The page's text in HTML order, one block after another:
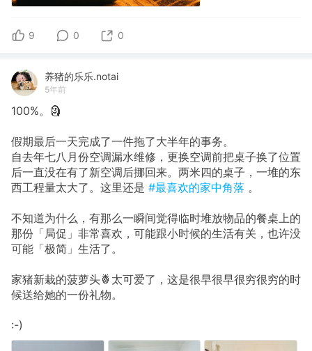
9 0 0
养猪的乐乐.notai
5年前
100%。🗿
假期最后一天完成了一件拖了大半年的事务。
自去年七八月份空调漏水维修，更换空调前把桌子换了位置
后一直没在有了新空调后挪回来。两米四的桌子，一堆的东
西工程量太大了。这里还是 #最喜欢的家中角落 。
不知道为什么，有那么一瞬间觉得临时堆放物品的餐桌上的
那份「局促」非常喜欢，可能跟小时候的生活有关，也许没
可能「极简」生活了。
家猪新栽的菠萝头🍍太可爱了，这是很早很早很穷很穷的时
候送给她的一份礼物。
:-)